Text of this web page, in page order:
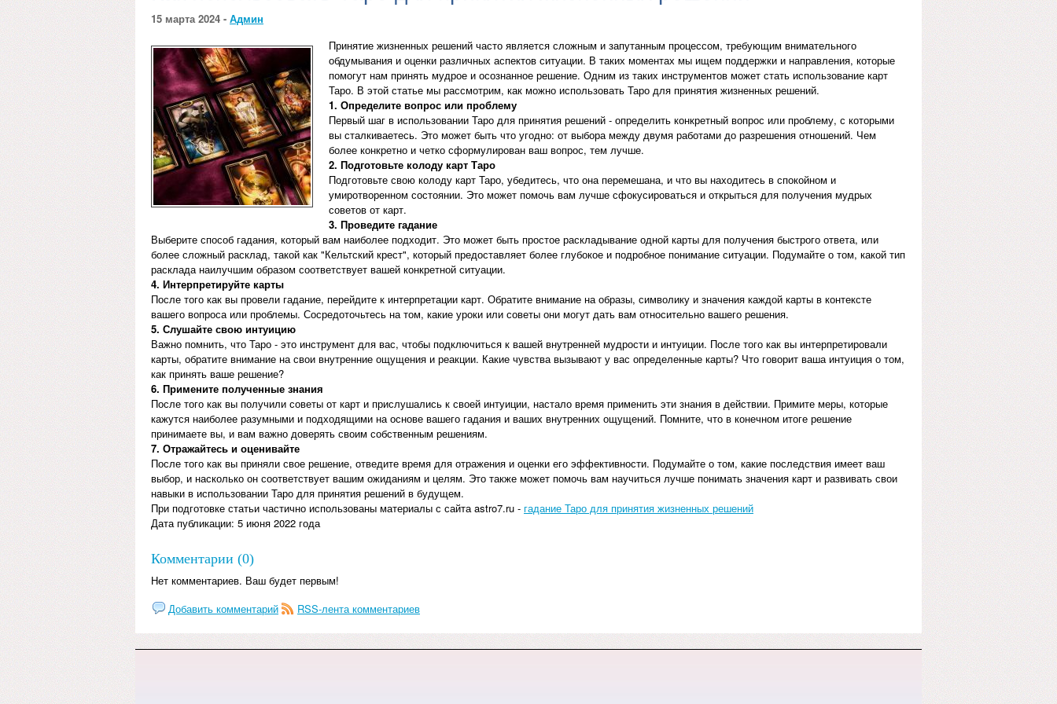
15 марта 2024 - Админ
Принятие жизненных решений часто является сложным и запутанным процессом, требующим внимательного
обдумывания и оценки различных аспектов ситуации. В таких моментах мы ищем поддержки и направления, которые
помогут нам принять мудрое и осознанное решение. Одним из таких инструментов может стать использование карт
Таро. В этой статье мы рассмотрим, как можно использовать Таро для принятия жизненных решений.
1. Определите вопрос или проблему
Первый шаг в использовании Таро для принятия решений - определить конкретный вопрос или проблему, с которыми
вы сталкиваетесь. Это может быть что угодно: от выбора между двумя работами до разрешения отношений. Чем
более конкретно и четко сформулирован ваш вопрос, тем лучше.
2. Подготовьте колоду карт Таро
Подготовьте свою колоду карт Таро, убедитесь, что она перемешана, и что вы находитесь в спокойном и
умиротворенном состоянии. Это может помочь вам лучше сфокусироваться и открыться для получения мудрых
советов от карт.
3. Проведите гадание
Выберите способ гадания, который вам наиболее подходит. Это может быть простое раскладывание одной карты для получения быстрого ответа, или
более сложный расклад, такой как "Кельтский крест", который предоставляет более глубокое и подробное понимание ситуации. Подумайте о том, какой тип
расклада наилучшим образом соответствует вашей конкретной ситуации.
4. Интерпретируйте карты
После того как вы провели гадание, перейдите к интерпретации карт. Обратите внимание на образы, символику и значения каждой карты в контексте
вашего вопроса или проблемы. Сосредоточьтесь на том, какие уроки или советы они могут дать вам относительно вашего решения.
5. Слушайте свою интуицию
Важно помнить, что Таро - это инструмент для вас, чтобы подключиться к вашей внутренней мудрости и интуиции. После того как вы интерпретировали
карты, обратите внимание на свои внутренние ощущения и реакции. Какие чувства вызывают у вас определенные карты? Что говорит ваша интуиция о том,
как принять ваше решение?
6. Примените полученные знания
После того как вы получили советы от карт и прислушались к своей интуиции, настало время применить эти знания в действии. Примите меры, которые
кажутся наиболее разумными и подходящими на основе вашего гадания и ваших внутренних ощущений. Помните, что в конечном итоге решение
принимаете вы, и вам важно доверять своим собственным решениям.
7. Отражайтесь и оценивайте
После того как вы приняли свое решение, отведите время для отражения и оценки его эффективности. Подумайте о том, какие последствия имеет ваш
выбор, и насколько он соответствует вашим ожиданиям и целям. Это также может помочь вам научиться лучше понимать значения карт и развивать свои
навыки в использовании Таро для принятия решений в будущем.
При подготовке статьи частично использованы материалы с сайта astro7.ru - гадание Таро для принятия жизненных решений
Дата публикации: 5 июня 2022 года
Комментарии (0)
Нет комментариев. Ваш будет первым!
Добавить комментарий
RSS-лента комментариев